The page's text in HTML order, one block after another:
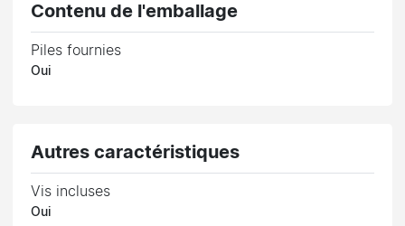
Contenu de l'emballage
Piles fournies
Oui
Autres caractéristiques
Vis incluses
Oui